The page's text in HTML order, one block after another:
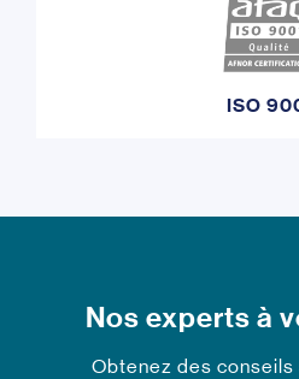
ISO
Nos experts à
Obtenez des conseils